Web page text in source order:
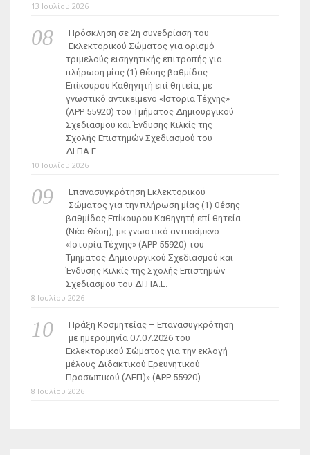
13 Ιουλίου 2026
Πρόσκληση σε 2η συνεδρίαση του
Εκλεκτορικού Σώματος για ορισμό
τριμελούς εισηγητικής επιτροπής για
πλήρωση μίας (1) θέσης βαθμίδας
Επίκουρου Καθηγητή επί θητεία, με
γνωστικό αντικείμενο «Ιστορία Τέχνης»
(ΑΡΡ 55920) του Τμήματος Δημιουργικού
Σχεδιασμού και Ένδυσης Κιλκίς της
Σχολής Επιστημών Σχεδιασμού του
ΔΙ.ΠΑ.Ε.
10 Ιουλίου 2026
Επανασυγκρότηση Εκλεκτορικού
Σώματος για την πλήρωση μίας (1) θέσης
βαθμίδας Επίκουρου Καθηγητή επί θητεία
(Νέα Θέση), με γνωστικό αντικείμενο
«Ιστορία Τέχνης» (ΑΡΡ 55920) του
Τμήματος Δημιουργικού Σχεδιασμού και
Ένδυσης Κιλκίς της Σχολής Επιστημών
Σχεδιασμού του ΔΙ.ΠΑ.Ε.
8 Ιουλίου 2026
Πράξη Κοσμητείας – Επανασυγκρότηση
με ημερομηνία 07.07.2026 του
Εκλεκτορικού Σώματος για την εκλογή
μέλους Διδακτικού Ερευνητικού
Προσωπικού (ΔΕΠ)» (APP 55920)
8 Ιουλίου 2026